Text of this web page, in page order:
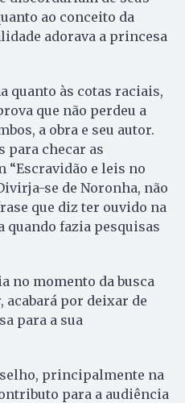
ao conceito da
adorava a princesa
quanto às cotas raciais,
que não perdeu a
a obra e seu autor.
para checar as
“Escravidão e leis no
se de Noronha, não
que diz ter ouvido na
quando fazia pesquisas
no momento da busca
acabará por deixar de
para a sua
principalmente na
para a audiência